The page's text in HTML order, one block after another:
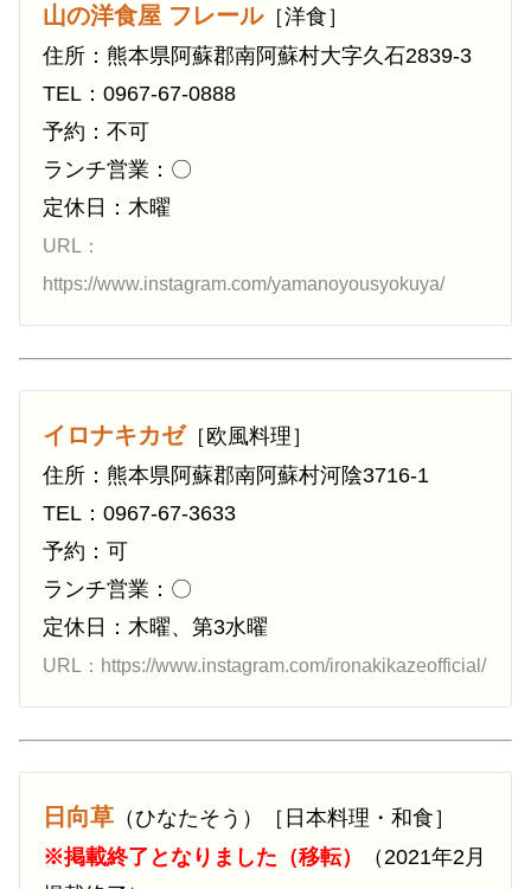
山の洋食屋 フレール［洋食］
住所：熊本県阿蘇郡南阿蘇村大字久石2839-3
TEL：0967-67-0888
予約：不可
ランチ営業：〇
定休日：木曜
URL：
https://www.instagram.com/yamanoyousyokuya/
イロナキカゼ［欧風料理］
住所：熊本県阿蘇郡南阿蘇村河陰3716-1
TEL：0967-67-3633
予約：可
ランチ営業：〇
定休日：木曜、第3水曜
URL：https://www.instagram.com/ironakikazeofficial/
日向草 （ひなたそう）［日本料理・和食］
※掲載終了となりました（移転）
（2021年2月